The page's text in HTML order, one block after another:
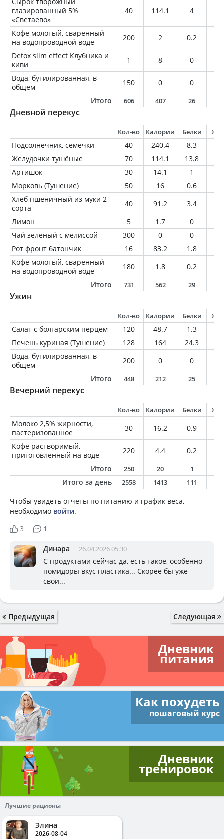
глазированный 5%
«Светаево»
40 114.1 4
Кофе молотый, сваренный
на водопроводной воде
200 2 0.2
Detox slim effect Клубника и
киви
1 8 0
Вода, бутилированная, в
общем
150 0 0
Итого
606 407 26
Дневной перекус
Кол-во Калории Белки
Подсолнечник, семечки 40 240.4 8.3
Желудочки тушёные
70 114.1 13.8
Артишок
30 14.1 1
Морковь (Тушение)
50 16 0.6
Хлеб пшеничный из муки 2
сорта
40 91.2 3.4
Лимон
5 1.7 0
Чай зелёный с мелиссой
300 0 0
Рот фронт батончик
16 83.2 1.8
Кофе молотый, сваренный
на водопроводной воде
180 1.8 0.2
Итого
731 562 29
Ужин
Кол-во Калории Белки
Салат с болгарским перцем 120 48.7 1.3
Печень куриная (Тушение)
128 164 24.3
Вода, бутилированная, в
общем
200 0 0
Итого
448 212 25
Вечерний перекус
Кол-во Калории Белки
Молоко 2,5% жирности,
пастеризованное
30 16.2 0.9
Кофе растворимый,
приготовленный на воде
220 4.4 0.2
Итого
250 20 1
Итого за день 2558 1413 111
Чтобы увидеть отчеты по питанию и график веса,
необходимо войти.
3
1
Динара 26.04.2026 05:30
С продуктами сейчас да, есть такое, особенно
помидоры вкус пластика... Скорее бы уже
свои...
Предыдущая Следующая
Дневник
питания
Как похудеть
пошаговый курс
Дневник
тренировок
Лучшие рационы
Элина
2026-08-04